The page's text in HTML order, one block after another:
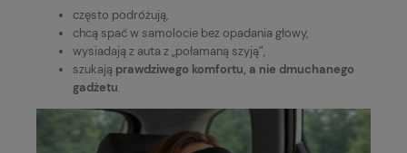
często podróżują,
chcą spać w samolocie bez opadania głowy,
wysiadają z auta z „połamaną szyją”,
szukają prawdziwego komfortu, a nie dmuchanego
gadżetu.